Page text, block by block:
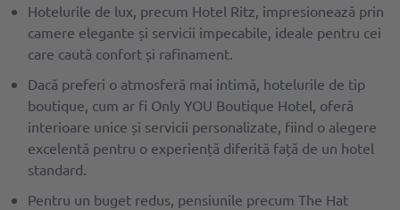
Hotelurile de lux, precum Hotel Ritz, impresionează prin
camere elegante și servicii impecabile, ideale pentru cei
care caută confort și rafinament.
Dacă preferi o atmosferă mai intimă, hotelurile de tip
boutique, cum ar fi Only YOU Boutique Hotel, oferă
interioare unice și servicii personalizate, fiind o alegere
excelentă pentru o experiență diferită față de un hotel
standard.
Pentru un buget redus, pensiunile precum The Hat